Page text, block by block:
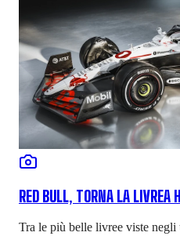
RED BULL, TORNA LA LIVREA
Tra le più belle livree viste